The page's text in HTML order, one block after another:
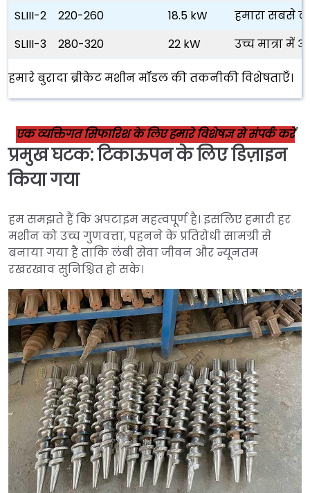
SLIII-2 220-260 18.5 kW
हमारा सबसे
SLIII-3
280-320 22 kW उच्च मात्रा में
हमारे बुरादा ब्रीकेट मशीन मॉडल की तकनीकी विशेषताएँ।
एक व्यक्तिगत सिफारिश के लिए हमारे विशेषज्ञ से संपर्क करें
प्रमुख घटक: टिकाऊपन के लिए डिज़ाइन
किया गया
हम समझते हैं कि अपटाइम महत्वपूर्ण है। इसलिए हमारी हर
मशीन को उच्च गुणवत्ता, पहनने के प्रतिरोधी सामग्री से
बनाया गया है ताकि लंबी सेवा जीवन और न्यूनतम
रखरखाव सुनिश्चित हो सके।